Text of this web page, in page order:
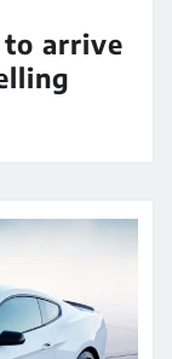
to arrive